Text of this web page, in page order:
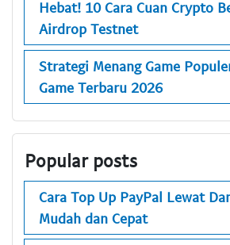
Hebat! 10 Cara Cuan Crypto
Airdrop Testnet
Strategi Menang Game
Game Terbaru 2026
Popular posts
Cara Top Up PayPal Lewat
Mudah dan Cepat